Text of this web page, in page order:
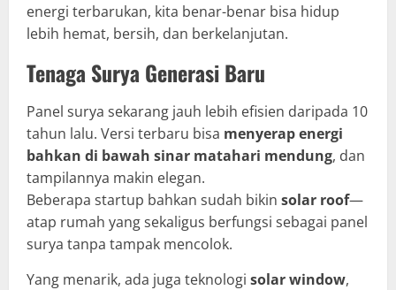
energi terbarukan, kita benar-benar bisa hidup
lebih hemat, bersih, dan berkelanjutan.
Tenaga Surya Generasi Baru
Panel surya sekarang jauh lebih efisien daripada 10
tahun lalu. Versi terbaru bisa menyerap energi
bahkan di bawah sinar matahari mendung, dan
tampilannya makin elegan.
Beberapa startup bahkan sudah bikin solar roof—
atap rumah yang sekaligus berfungsi sebagai panel
surya tanpa tampak mencolok.
Yang menarik, ada juga teknologi solar window,